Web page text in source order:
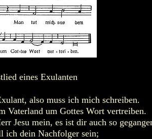
also muss ich mich schreiben.
Vaterland um Gottes Wort vertreiben.
Jesu mein, es ist dir auch so
ich dein Nachfolger sein;
eines Exulanten